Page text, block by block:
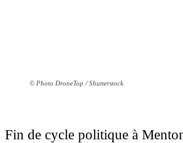
© Photo DroneTop / Shutterstock
Fin de cycle politique à